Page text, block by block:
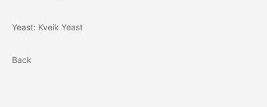
Yeast: Kveik Yeast
Back